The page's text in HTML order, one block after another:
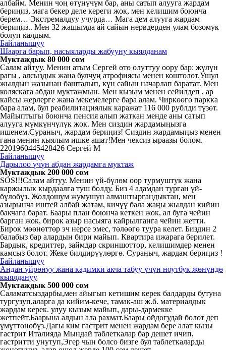
албайм. Менин чоң өтүнүчүм бар, аны сатып алууга жардам
бериңиз, мага бекер деле кереги жок, мен келишим боюнча
берем… Экстремалдуу учурда… Мага дем алууга жардам
бериңиз.. Мен 32 жашымда ай сайын нервдерден улам бозомук
болуп калдым.
Байланышуу
Шаарга барып, насыяларды жабууну кыялданам
Муктаждык 80 000 сом
Салам айтуу. Менин атым Сергей өтө олуттуу оору бар: жүлүн
рагы , алсыздык жана булчуң атрофиясы менен коштолот.Ушул
жылдын жазынан башталып, күн сайын начарлап баратат. Мен
коляскага абдан муктажмын. Мен кызым менен сейилдеп , ар
кайсы жерлерге жана мекемелерге бара алам. Чиркөөгө паркка
бара алам, бул реабилитациялык каражат 116 000 рублди түзөт.
Майыптыгы боюнча пенсия алып жаткан менде аны сатып
алууга мүмкүнчүлүк жок. Мен сиздин жардамыңызга
ишенем.Сураныч, жардам бериңиз! Сиздин жардамыңыз менен
гана менин кыялым ишке ашат!Мен чексиз ыраазы болом.
2201960445428426 Сергей М
Байланышуу
Дарылоо үчүн абдан жардамга муктаж
Муктаждык 200 000 сом
SOS!!!Салам айтуу. Менин үй-бүлөм оор турмуштук жана
каржылык кырдаалга туш болду. Биз 4 адамдан турган үй-
бүлөбүз. Жолдошум жумушун алмаштыргандыктан, мен
азырынча иштей албай жатам, кичүү бала жаңы жылдан кийин
бакчага барат. Баары план боюнча кеткен жок, ал буга чейин
барган жок, бирок азыр насыяга кайрылганга чейин жетти.
Бирок мөөнөттөр эч нерсе эмес, төлөөгө туура келет. Биздин 2
балабыз бар алардын бири майып. Квартира ижарага берилет.
Бардык, кредиттер, займдар скриншоттор, келишимдер менен
камсыз болот. Жеке билдирүүлөргө. Сураныч, жардам бериңиз !
Байланышуу
Андан үйрөнүү жана кадимки акча табуу үчүн ноутбук жөнүндө
кыялдануу
Муктаждык 500 000 сом
Саламатсыздарбы,мен айыгып кетишим керек балдарды бутуна
тургузуп,аларга да кийим-кече, тамак-аш ж.б. материалдык
жардам керек. улуу кызым майып, дары-дармекке
жетпейт.Баарына алдын ала рахмат.Баары ойдогудай болот деп
үмүттөнөбүз.Дагы ким гастрит менен жардам бере алат кызы
гастрит Италияда Мындай таблеткалар бар дешет ичип,
гастритти унутуп,Эгер чын болсо бизге бул таблеткаларды